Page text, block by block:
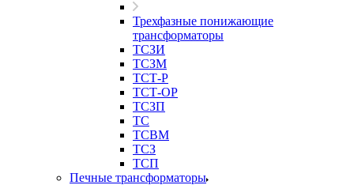
Трехфазные понижающие
трансформаторы
ТСЗИ
ТСЗМ
ТСТ-Р
ТСТ-ОР
ТСЗП
ТС
ТСВМ
ТСЗ
ТСП
Печные трансформаторы